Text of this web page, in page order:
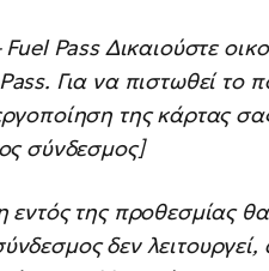
Pass Δικαιούστε
Για να πιστωθεί το
της κάρτας
σύνδεσμος]
εντός της προθεσμίας
δεν λειτουργεί,